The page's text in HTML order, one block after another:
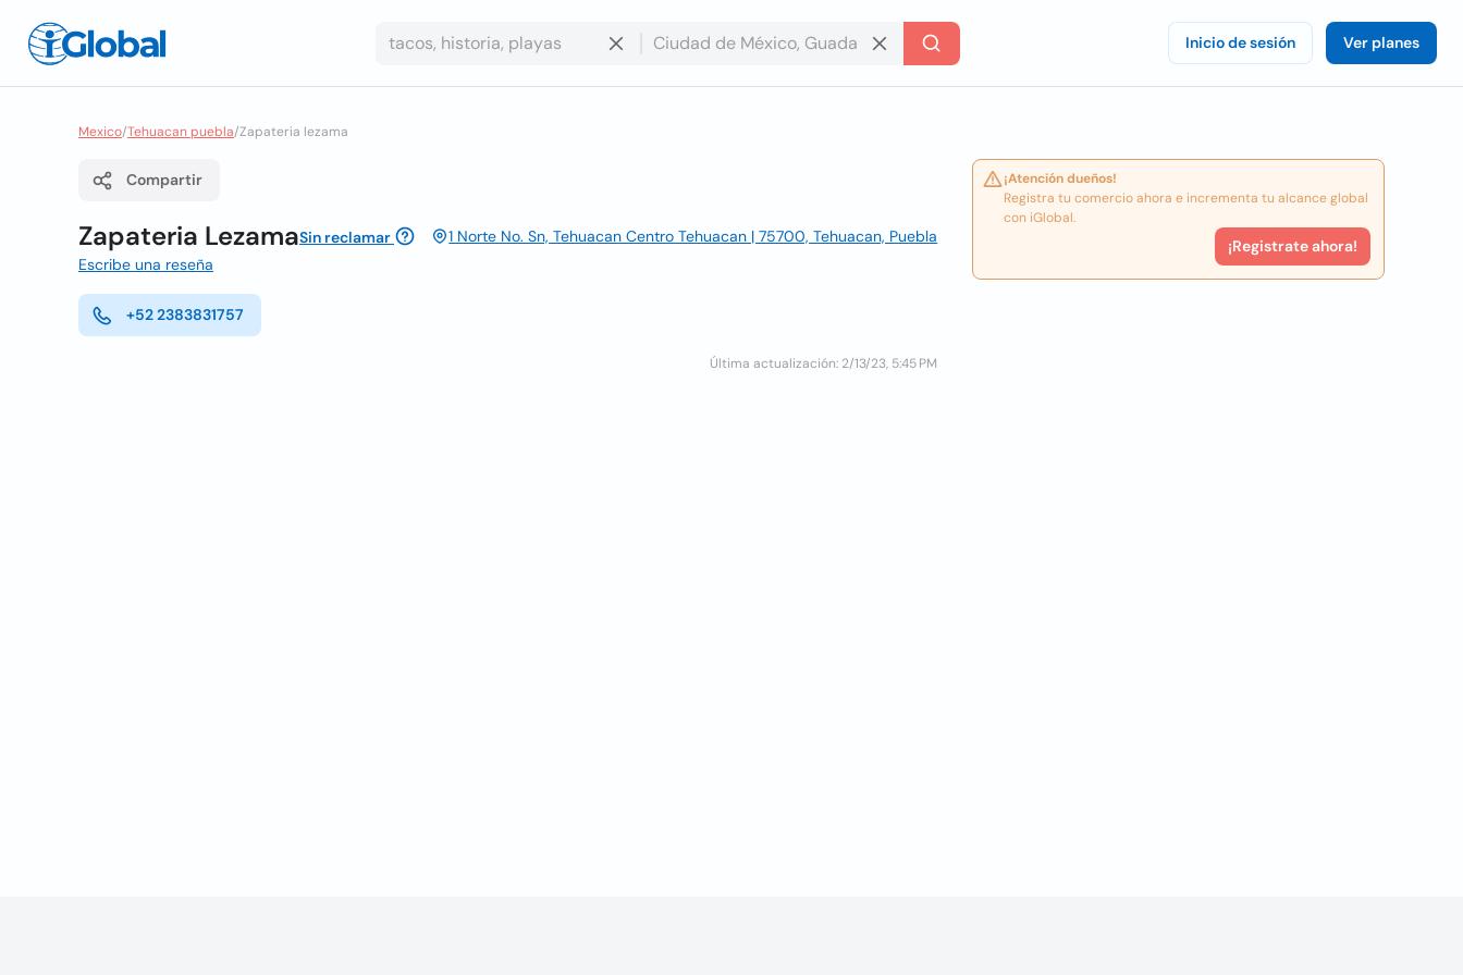
Inicio de sesión Ver planes
Mexico/Tehuacan puebla/Zapateria lezama
Compartir
Zapateria LezamaSin reclamar
1 Norte No. Sn, Tehuacan Centro Tehuacan | 75700, Tehuacan, Puebla
Escribe una reseña
+52 2383831757
Última actualización: 2/13/23, 5:45 PM
¡Atención dueños!
Registra tu comercio ahora e incrementa tu alcance global
con iGlobal.
¡Registrate ahora!